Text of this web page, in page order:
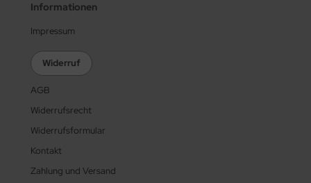
Informationen
Impressum
Widerruf
AGB
Widerrufsrecht
Widerrufsformular
Kontakt
Zahlung und Versand